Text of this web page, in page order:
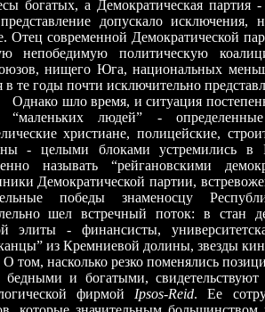
богатых, а Демократическая партия -
допускало исключения,
Отец современной Демократической
непобедимую политическую
нищего Юга, национальных
в те годы почти исключительно
Однако шло время, и ситуация
“маленьких людей” -
христиане, полицейские,
- целыми блоками устремились в
называть “рейгановскими
Демократической партии,
победы знаменосцу
шел встречный поток: в стан
элиты- финансисты,
из Кремниевой долины, звезды
О том, насколько резко поменялись
и богатыми, свидетельствуют
фирмой Ipsos-Reid. Ее